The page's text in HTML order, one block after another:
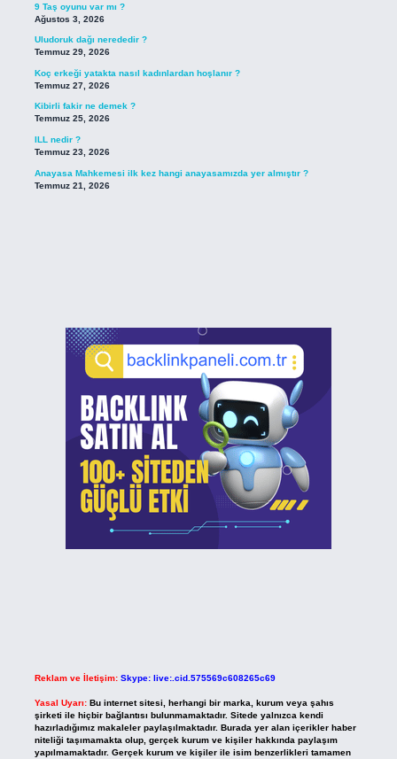
9 Taş oyunu var mı ?
Ağustos 3, 2026
Uludoruk dağı nerededir ?
Temmuz 29, 2026
Koç erkeği yatakta nasıl kadınlardan hoşlanır ?
Temmuz 27, 2026
Kibirli fakir ne demek ?
Temmuz 25, 2026
ILL nedir ?
Temmuz 23, 2026
Anayasa Mahkemesi ilk kez hangi anayasamızda yer almıştır ?
Temmuz 21, 2026
Reklam ve İletişim: Skype: live:.cid.575569c608265c69
Yasal Uyarı: Bu internet sitesi, herhangi bir marka, kurum veya şahıs
şirketi ile hiçbir bağlantısı bulunmamaktadır. Sitede yalnızca kendi
hazırladığımız makaleler paylaşılmaktadır. Burada yer alan içerikler haber
niteliği taşımamakta olup, gerçek kurum ve kişiler hakkında paylaşım
yapılmamaktadır. Gerçek kurum ve kişiler ile isim benzerlikleri tamamen